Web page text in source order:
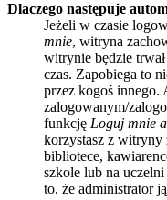
Dlaczego następuje
Jeżeli w czasie
mnie, witryna
witrynie będzie
czas. Zapobiega to
przez kogoś innego.
zalogowanym/
funkcję Loguj mnie
korzystasz z witryny
bibliotece,
szkole lub na
to, że administrator